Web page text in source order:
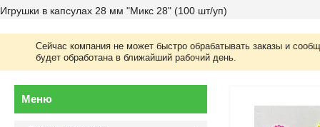
Игрушки в капсулах 28 мм "Микс 28" (100 шт/уп)
Сейчас компания не может быстро обрабатывать заказы и
будет обработана в ближайший рабочий день.